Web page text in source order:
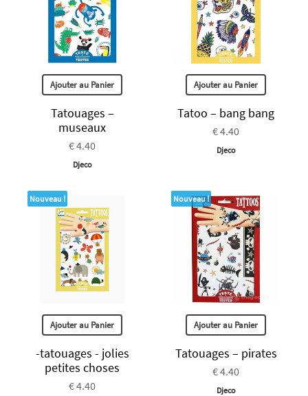
Ajouter au Panier
Tatouages –
museaux
€ 4.40
Djeco
Ajouter au Panier
Tatoo – bang bang
€ 4.40
Djeco
Nouveau !
Ajouter au Panier
-tatouages - jolies
petites choses
€ 4.40
Nouveau !
Ajouter au Panier
Tatouages – pirates
€ 4.40
Djeco